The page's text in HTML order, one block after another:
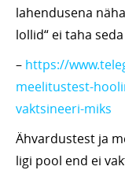
lahendusena
lollid“ ei taha
– https://
meelitustest-
vaktsineeri-miks
Ähvardustest ja
ligi pool end ei